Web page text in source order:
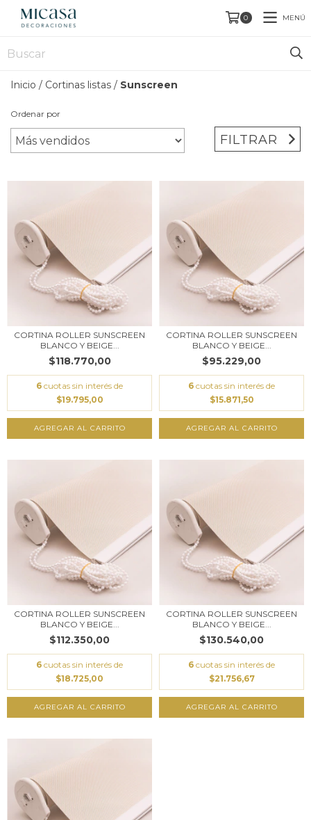
0 MENÚ
Inicio / Cortinas listas / Sunscreen
Ordenar por
FILTRAR
CORTINA ROLLER SUNSCREEN
BLANCO Y BEIGE...
$118.770,00
6 cuotas sin interés de
$19.795,00
AGREGAR AL CARRITO
CORTINA ROLLER SUNSCREEN
BLANCO Y BEIGE...
$95.229,00
6 cuotas sin interés de
$15.871,50
AGREGAR AL CARRITO
CORTINA ROLLER SUNSCREEN
BLANCO Y BEIGE...
$112.350,00
6 cuotas sin interés de
$18.725,00
AGREGAR AL CARRITO
CORTINA ROLLER SUNSCREEN
BLANCO Y BEIGE...
$130.540,00
6 cuotas sin interés de
$21.756,67
AGREGAR AL CARRITO